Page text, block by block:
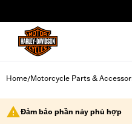
Home/Motorcycle Parts &
Đảm bảo phần này phù hợp